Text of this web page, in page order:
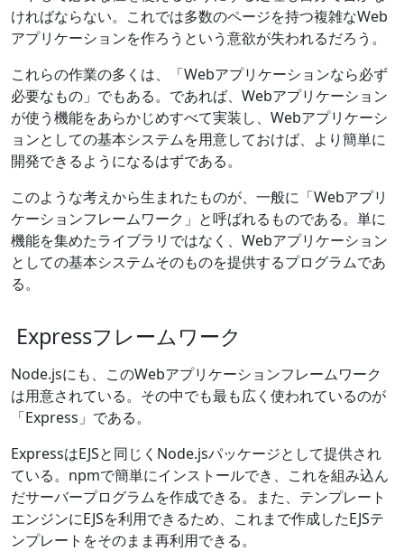
ければならない。これでは多数のページを持つ複雑なWeb
アプリケーションを作ろうという意欲が失われるだろう。
これらの作業の多くは、「Webアプリケーションなら必ず
必要なもの」でもある。であれば、Webアプリケーション
が使う機能をあらかじめすべて実装し、Webアプリケーシ
ョンとしての基本システムを用意しておけば、より簡単に
開発できるようになるはずである。
このような考えから生まれたものが、一般に「Webアプリ
ケーションフレームワーク」と呼ばれるものである。単に
機能を集めたライブラリではなく、Webアプリケーション
としての基本システムそのものを提供するプログラムであ
る。
Expressフレームワーク
Node.jsにも、このWebアプリケーションフレームワーク
は用意されている。その中でも最も広く使われているのが
「Express」である。
ExpressはEJSと同じくNode.jsパッケージとして提供され
ている。npmで簡単にインストールでき、これを組み込ん
だサーバープログラムを作成できる。また、テンプレート
エンジンにEJSを利用できるため、これまで作成したEJSテ
ンプレートをそのまま再利用できる。